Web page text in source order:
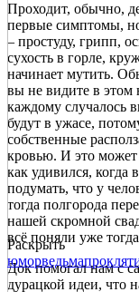
Проходит, обычно,
первые симптомы,
– простуду, грипп,
сухость в горле,
начинает мутить.
вы не видите в этом
каждому случалось
будут в ужасе,
собственные
кровью. И это
как удивился, когда
подумать, что у
тогда полгорода
нашей скромной
всё поняли уже
Док помогал нам с
дурацкой идеи, что
Раскрыть
юморведьма